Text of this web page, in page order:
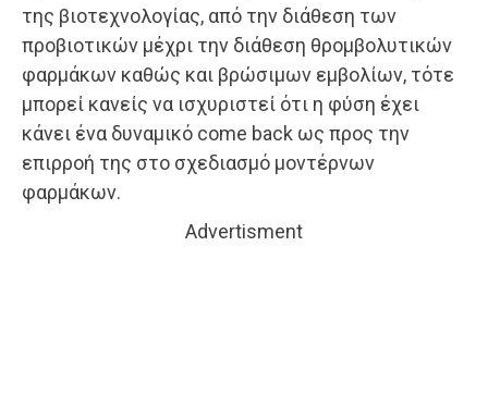
της βιοτεχνολογίας, από την διάθεση των
προβιοτικών μέχρι την διάθεση θρομβολυτικών
φαρμάκων καθώς και βρώσιμων εμβολίων, τότε
μπορεί κανείς να ισχυριστεί ότι η φύση έχει
κάνει ένα δυναμικό come back ως προς την
επιρροή της στο σχεδιασμό μοντέρνων
φαρμάκων.
Advertisment